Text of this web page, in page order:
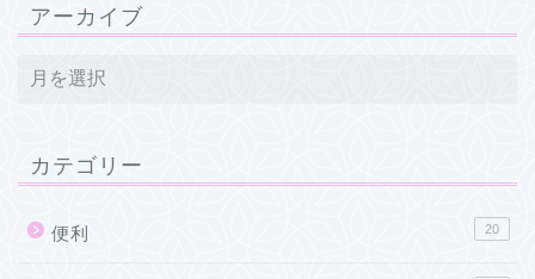
アーカイブ
カテゴリー
便利 20